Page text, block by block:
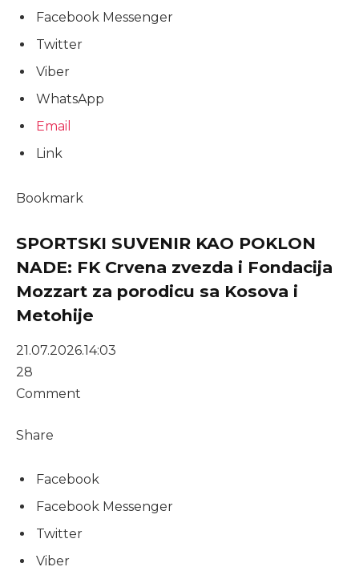
Facebook Messenger
Twitter
Viber
WhatsApp
Email
Link
Bookmark
SPORTSKI SUVENIR KAO POKLON
NADE: FK Crvena zvezda i Fondacija
Mozzart za porodicu sa Kosova i
Metohije
21.07.2026.14:03
28
Comment
Share
Facebook
Facebook Messenger
Twitter
Viber